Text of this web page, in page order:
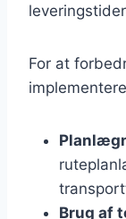
For at
Brug af